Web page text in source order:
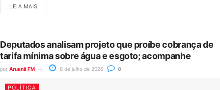
LEIA MAIS
Deputados analisam projeto que proíbe cobrança de
tarifa mínima sobre água e esgoto; acompanhe
por Aruanã FM 8 de julho de 2026 0
POLÍTICA